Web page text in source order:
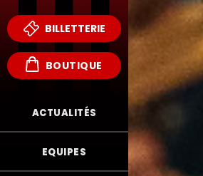
BILLETTERIE
BOUTIQUE
ACTUALITÉS
EQUIPES